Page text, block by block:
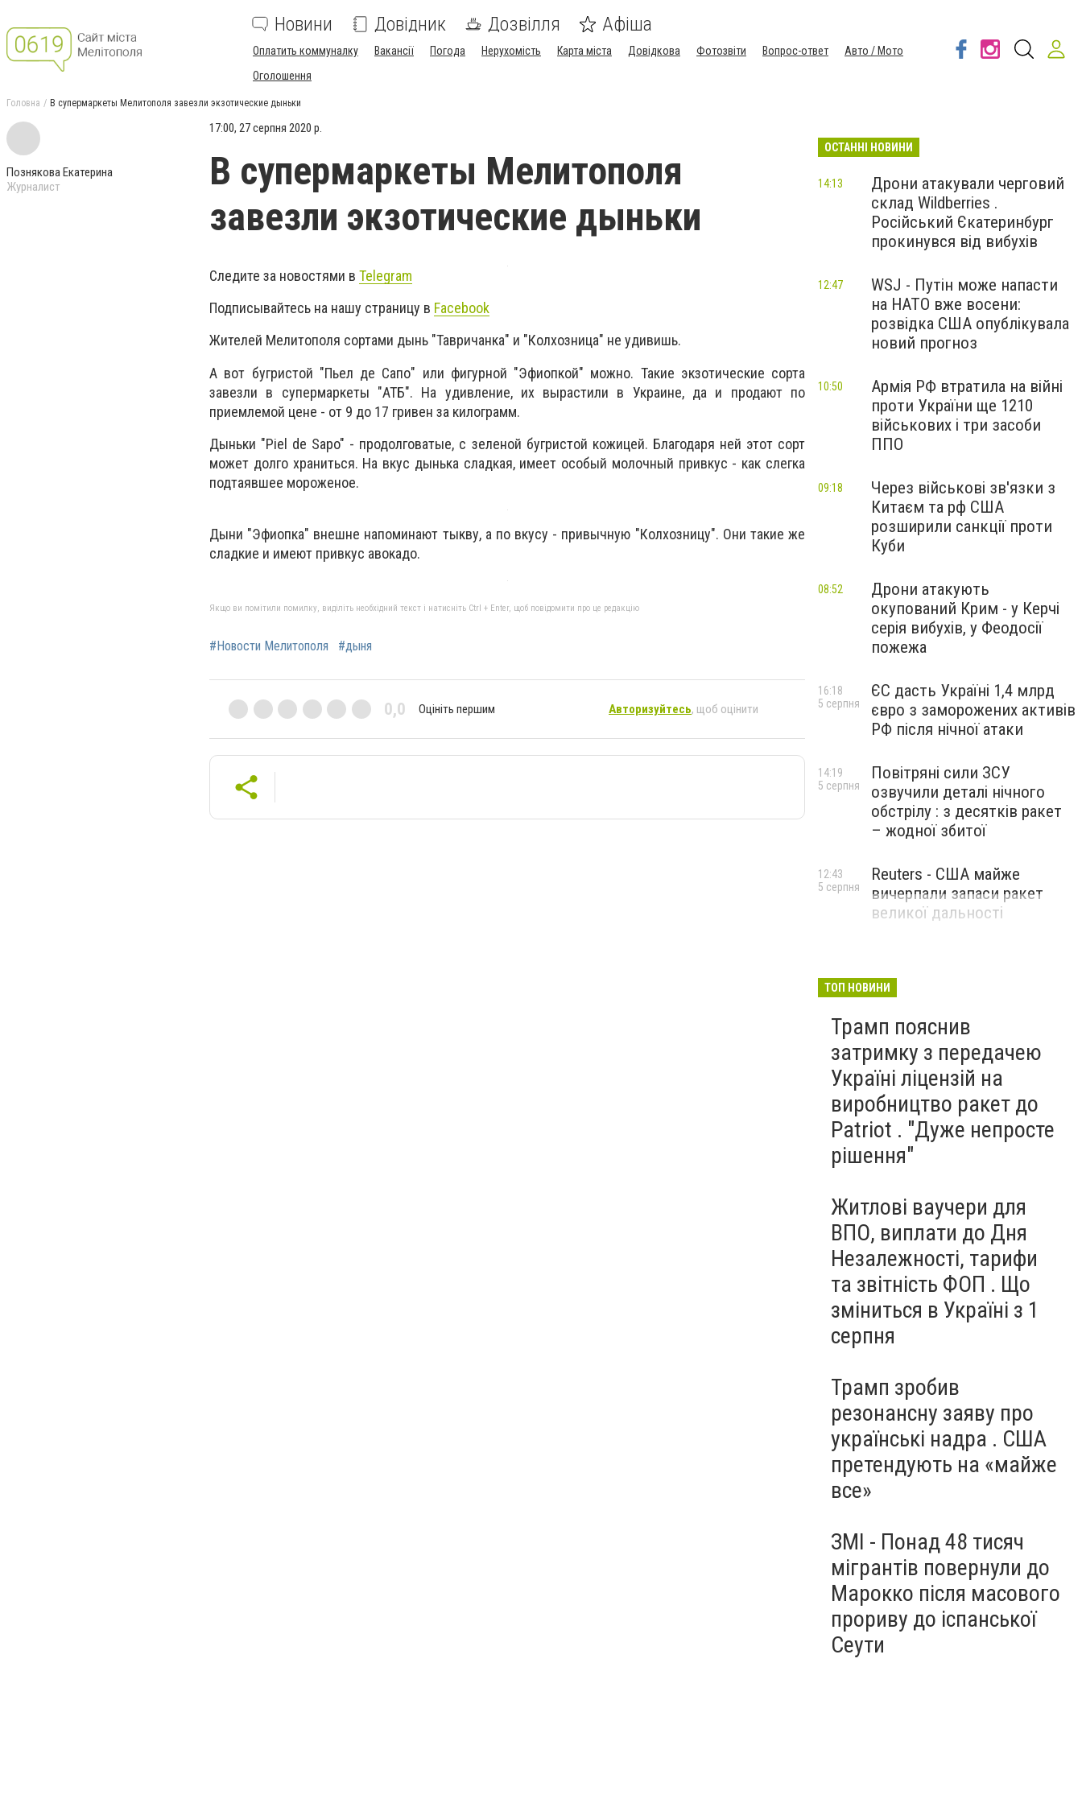
Новини Довідник Дозвілля Афіша
Оплатить коммуналку Вакансії Погода Нерухомість Карта міста Довідкова Фотозвіти Вопрос-ответ
Авто / Мото
Оголошення
Головна В супермаркеты Мелитополя завезли экзотические дыньки
Познякова Екатерина
Журналист
17:00, 27 серпня 2020 р.
В супермаркеты Мелитополя
завезли экзотические дыньки
Следите за новостями в Telegram
Подписывайтесь на нашу страницу в Facebook
Жителей Мелитополя сортами дынь "Тавричанка" и "Колхозница" не удивишь.
А вот бугристой "Пьел де Сапо" или фигурной "Эфиопкой" можно. Такие экзотические сорта
завезли в супермаркеты "АТБ". На удивление, их вырастили в Украине, да и продают по
приемлемой цене - от 9 до 17 гривен за килограмм.
Дыньки "Piel de Sapo" - продолговатые, с зеленой бугристой кожицей. Благодаря ней этот сорт
может долго храниться. На вкус дынька сладкая, имеет особый молочный привкус - как слегка
подтаявшее мороженое.
Дыни "Эфиопка" внешне напоминают тыкву, а по вкусу - привычную "Колхозницу". Они такие же
сладкие и имеют привкус авокадо.
Якщо ви помітили помилку, виділіть необхідний текст і натисніть Ctrl + Enter, щоб повідомити про це редакцію
#Новости Мелитополя #дыня
0,0 Оцініть першим Авторизуйтесь, щоб оцінити
ОСТАННІ НОВИНИ
Дрони атакували черговий
склад Wildberries .
Російський Єкатеринбург
прокинувся від вибухів
14:13
WSJ - Путін може напасти
на НАТО вже восени:
розвідка США опублікувала
новий прогноз
12:47
Армія РФ втратила на війні
проти України ще 1210
військових і три засоби
ППО
10:50
Через військові зв'язки з
Китаєм та рф США
розширили санкції проти
Куби
09:18
Дрони атакують
окупований Крим - у Керчі
серія вибухів, у Феодосії
пожежа
08:52
ЄС дасть Україні 1,4 млрд
євро з заморожених активів
РФ після нічної атаки
16:18
5 серпня
Повітряні сили ЗСУ
озвучили деталі нічного
обстрілу : з десятків ракет
– жодної збитої
14:19
5 серпня
Reuters - США майже
вичерпали запаси ракет
великої дальності
12:43
5 серпня
ТОП НОВИНИ
Трамп пояснив
затримку з передачею
Україні ліцензій на
виробництво ракет до
Patriot . "Дуже непросте
рішення"
Житлові ваучери для
ВПО, виплати до Дня
Незалежності, тарифи
та звітність ФОП . Що
зміниться в Україні з 1
серпня
Трамп зробив
резонансну заяву про
українські надра . США
претендують на «майже
все»
ЗМІ - Понад 48 тисяч
мігрантів повернули до
Марокко після масового
прориву до іспанської
Сеути